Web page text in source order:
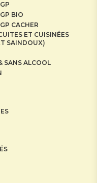
BIO
CACHER
ET CUISINÉES
SAINDOUX)
SANS ALCOOL